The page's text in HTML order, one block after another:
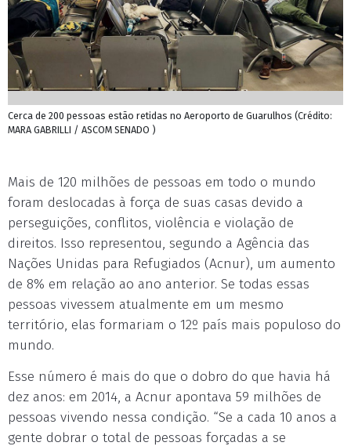
Cerca de 200 pessoas estão retidas no Aeroporto de Guarulhos (Crédito:
MARA GABRILLI / ASCOM SENADO )
Mais de 120 milhões de pessoas em todo o mundo
foram deslocadas à força de suas casas devido a
perseguições, conflitos, violência e violação de
direitos. Isso representou, segundo a Agência das
Nações Unidas para Refugiados (Acnur), um aumento
de 8% em relação ao ano anterior. Se todas essas
pessoas vivessem atualmente em um mesmo
território, elas formariam o 12º país mais populoso do
mundo.
Esse número é mais do que o dobro do que havia há
dez anos: em 2014, a Acnur apontava 59 milhões de
pessoas vivendo nessa condição. “Se a cada 10 anos a
gente dobrar o total de pessoas forçadas a se